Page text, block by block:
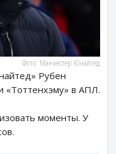
Фото: Манчестер Юнайтед
Рубен
«Тоттенхэму» в АПЛ.
моменты. У